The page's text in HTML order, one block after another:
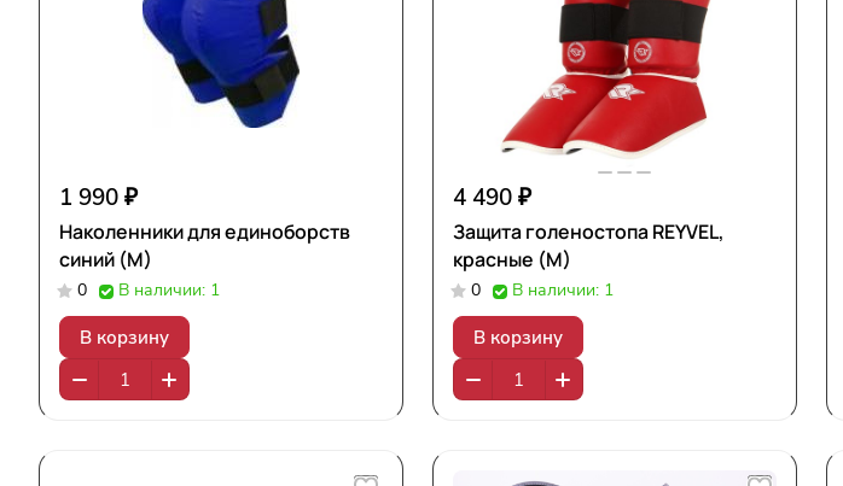
1 990 ₽
Наколенники для единоборств
синий (М)
0 В наличии: 1
В корзину
4 490 ₽
Защита голеностопа REYVEL,
красные (M)
0 В наличии: 1
В корзину